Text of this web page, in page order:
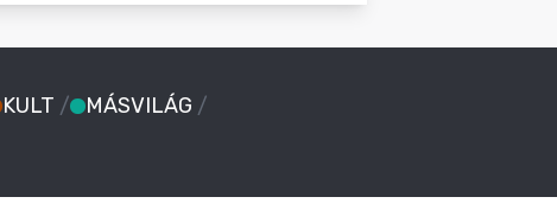
KULT / MÁSVILÁG /